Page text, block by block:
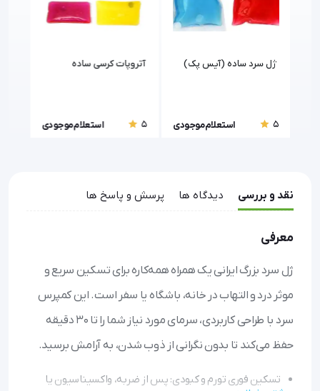
ژل سرد ساده (آیس پک)
5 استعلام موجودی
آتروپات کرسی ساده
5 استعلام موجودی
نقد و بررسی دیدگاه ها پرسش و پاسخ ها
معرفی
ژل سرد بزرگ ایرانی یک همراه همه‌کاره برای تسکین سریع و
موثر درد و التهاب در خانه، باشگاه یا سفر است. این کمپرس
سرد با طراحی کاربردی، سرمای مورد نیاز شما را تا ۳۰ دقیقه
حفظ می‌کند تا بدون نگرانی از ذوب شدن، به آرامش برسید.
تسکین فوری تورم و کبودی: پس از ضربه، واکسیناسیون یا